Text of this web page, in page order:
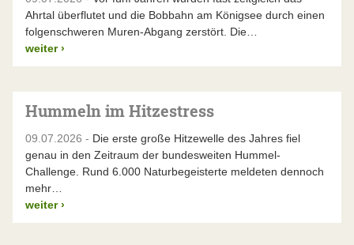
Ahrtal überflutet und die Bobbahn am Königsee durch einen
folgenschweren Muren-Abgang zerstört. Die…
weiter ›
Hummeln im Hitzestress
09.07.2026 - Die erste große Hitzewelle des Jahres fiel
genau in den Zeitraum der bundesweiten Hummel-
Challenge. Rund 6.000 Naturbegeisterte meldeten dennoch
mehr…
weiter ›